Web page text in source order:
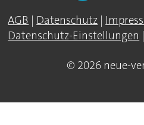
AGB | Datenschutz |
Datenschutz-Einstellungen |
© 2026 neue-